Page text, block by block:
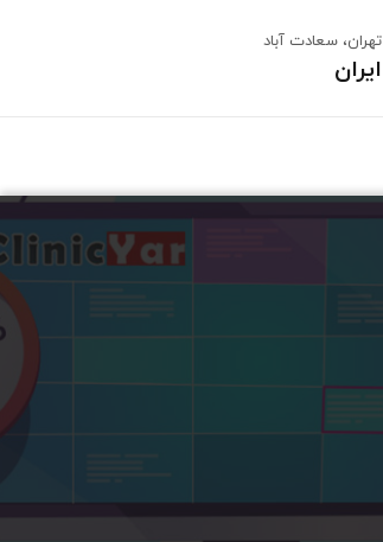
تهران، سعادت آباد
ایران